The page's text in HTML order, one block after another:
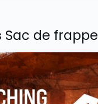
Sac de frappe